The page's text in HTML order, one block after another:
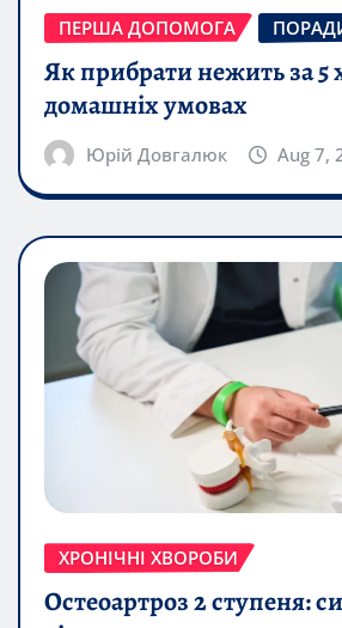
ПЕРША ДОПОМОГА
Як прибрати нежить за 5
домашніх умовах
Юрій Довгалюк Aug 7,
ХРОНІЧНІ ХВОРОБИ
Остеоартроз 2 ступеня: